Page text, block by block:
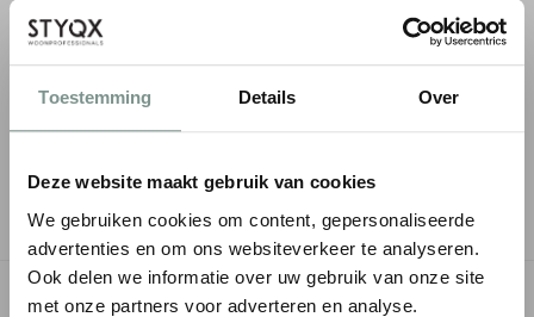
Toestemming Details Over
Deze website maakt gebruik van cookies
We gebruiken cookies om content, gepersonaliseerde
advertenties en om ons websiteverkeer te analyseren.
Ook delen we informatie over uw gebruik van onze site
met onze partners voor adverteren en analyse.
Gratis verzending in NL & BE
Persoonlijk
Milieu- enkindvriendelijkekwaliteitsverf
SPECIFICATIES